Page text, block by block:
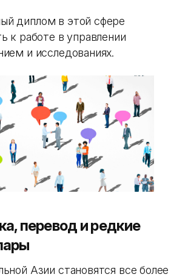
диплом в этой сфере
к работе в управлении
и исследованиях.
перевод и редкие
Азии становятся все более